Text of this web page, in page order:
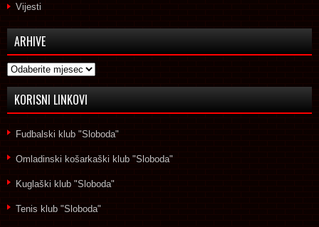
Vijesti
ARHIVE
Arhive
KORISNI LINKOVI
Fudbalski klub "Sloboda"
Omladinski košarkaški klub "Sloboda"
Kuglaški klub "Sloboda"
Tenis klub "Sloboda"